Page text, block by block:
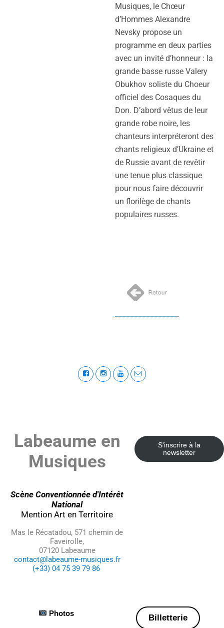
Musiques, le Chœur
d’Hommes Alexandre
Nevsky propose un
programme en deux parties
avec un invité d’honneur : la
grande basse russe Valery
Obukhov soliste du Choeur
officiel des Cosaques du
Don. D’abord vêtus de leur
grande robe noire, les
chanteurs interpréteront des
chants religieux d’Ukraine et
de Russie avant de revêtir
une tenue plus classique
pour nous faire découvrir
un florilège de chants
populaires russes.
Labeaume en
Musiques
Scène Conventionnée d'Intérêt
National
Mention Art en Territoire
Mas le Récatadou, 571 chemin de
Faveirolle,
07120 Labeaume
contact@labeaume-musiques.fr
(+33) 04 75 39 79 86
S'inscrire à la
newsletter
Photos Billetterie